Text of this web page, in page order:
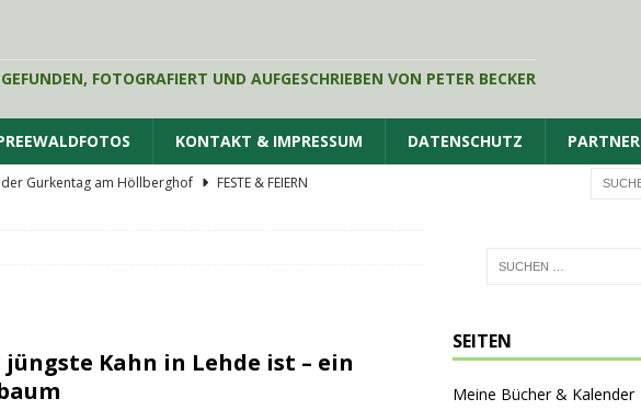
FOTOGRAFIERT UND AUFGESCHRIEBEN VON PETER BECKER
KONTAKT & IMPRESSUM DATENSCHUTZ PARTNER
Gurkentag am Höllberghof
FESTE & FEIERN
Gaststätte Dubkowmühle SPREEWALDTOURISMUS
jüngste Kahn in Lehde ist – ein
SEITEN
Meine Bücher & Kalender